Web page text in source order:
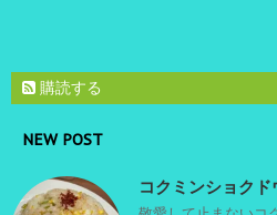
購読する
NEW POST
コクミンショク